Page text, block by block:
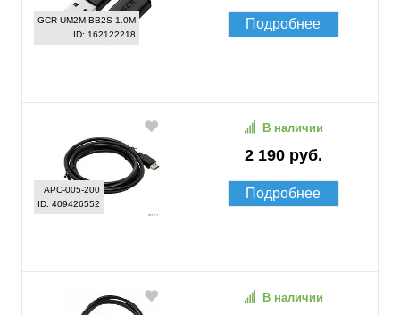
GCR-UM2M-BB2S-1.0M
ID: 162122218
Подробнее
APC-005-200
ID: 409426552
2 190 руб.
В наличии
Подробнее
В наличии